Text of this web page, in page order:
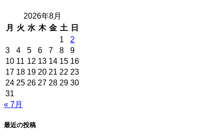
2026年8月
月
火 水 木 金 土
日
1
2
3
4 5 6 7 8
9
10 11 12 13 14 15 16
17 18 19 20 21 22 23
24 25 26 27 28 29 30
31
« 7月
最近の投稿